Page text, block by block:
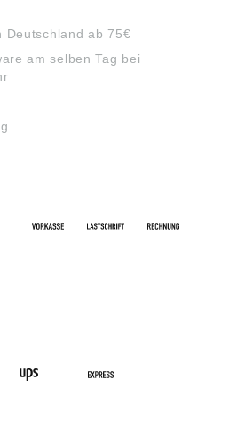
Deutschland ab 75€
am selben Tag bei